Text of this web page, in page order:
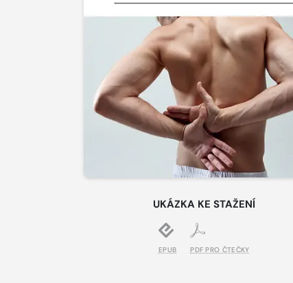
UKÁZKA KE STAŽENÍ
EPUB PDF PRO ČTEČKY